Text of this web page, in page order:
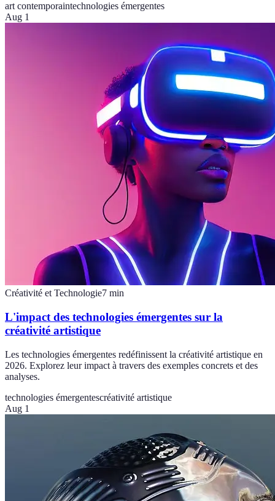
art contemporaintechnologies émergentes
Aug 1
Créativité et Technologie7 min
L'impact des technologies émergentes sur la
créativité artistique
Les technologies émergentes redéfinissent la créativité artistique en
2026. Explorez leur impact à travers des exemples concrets et des
analyses.
technologies émergentescréativité artistique
Aug 1